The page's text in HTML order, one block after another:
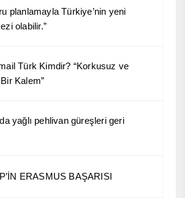
planlamayla Türkiye’nin yeni
olabilir.”
Türk Kimdir? “Korkusuz ve
Kalem”
yağlı pehlivan güreşleri geri
ERASMUS BAŞARISI